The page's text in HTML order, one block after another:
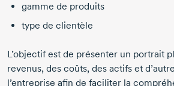
gamme de produits
type de clientèle
L’objectif est de présenter un portrait
revenus, des coûts, des actifs et
l’entreprise afin de faciliter la